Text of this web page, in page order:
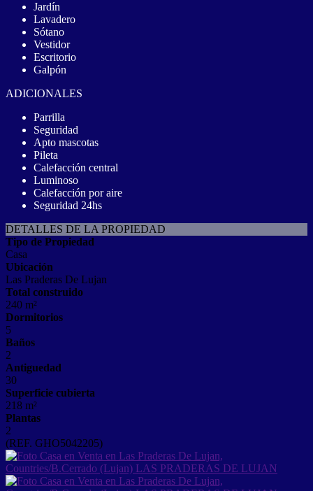
Jardín
Lavadero
Sótano
Vestidor
Escritorio
Galpón
ADICIONALES
Parrilla
Seguridad
Apto mascotas
Pileta
Calefacción central
Luminoso
Calefacción por aire
Seguridad 24hs
DETALLES DE LA PROPIEDAD
Tipo de Propiedad
Casa
Ubicación
Las Praderas De Lujan
Total construido
240 m²
Dormitorios
5
Baños
2
Antiguedad
30
Superficie cubierta
218 m²
Plantas
2
(REF. GHO5042205)